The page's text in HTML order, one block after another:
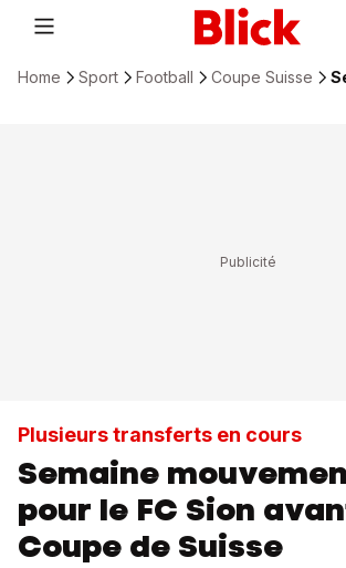
Home Sport Football Coupe Suisse
Plusieurs transferts en cours
Semaine
pour le FC Sion
Coupe de Suisse